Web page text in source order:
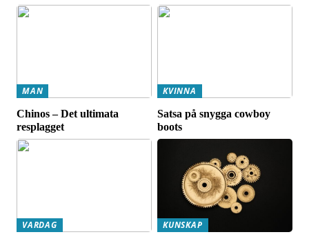
MAN
Chinos – Det ultimata
resplagget
KVINNA
Satsa på snygga cowboy
boots
VARDAG
KUNSKAP